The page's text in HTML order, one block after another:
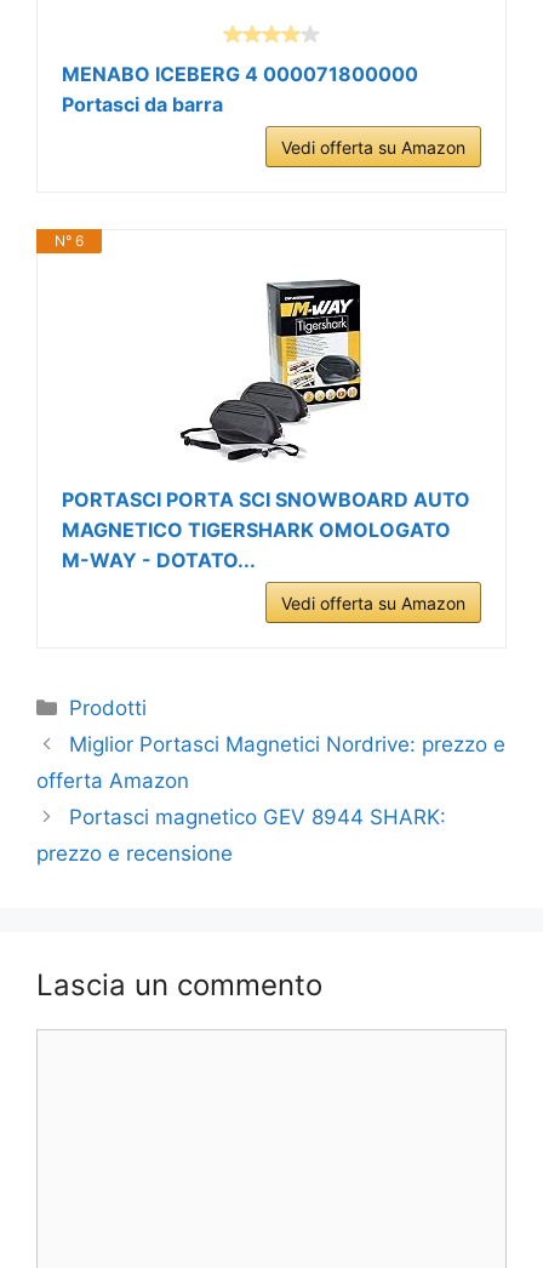
MENABO ICEBERG 4 000071800000
Portasci da barra
Vedi offerta su Amazon
N° 6
PORTASCI PORTA SCI SNOWBOARD AUTO
MAGNETICO TIGERSHARK OMOLOGATO
M-WAY - DOTATO...
Vedi offerta su Amazon
Categorie
Prodotti
Miglior Portasci Magnetici Nordrive: prezzo e
offerta Amazon
Portasci magnetico GEV 8944 SHARK:
prezzo e recensione
Lascia un commento